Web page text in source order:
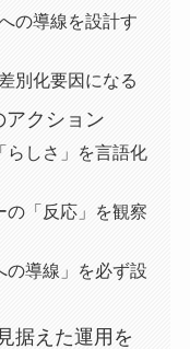
の導線を設計す
別化要因になる
アクション
らしさ」を言語化
の「反応」を観察
の導線」を必ず設
据えた運用を